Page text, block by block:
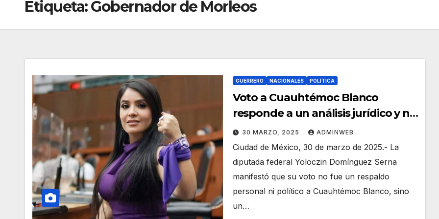
Etiqueta:Gobernador de Morleos
GUERRERO NACIONALES POLÍTICA
Voto a Cuauhtémoc Blanco
responde a un análisis jurídico y no
personal ni político, manifiesta
Yoloczin Domínguez Serna
30 MARZO, 2025 ADMINWEB
Ciudad de México, 30 de marzo de 2025.- La
diputada federal Yoloczin Domínguez Serna
manifestó que su voto no fue un respaldo
personal ni político a Cuauhtémoc Blanco, sino
un…